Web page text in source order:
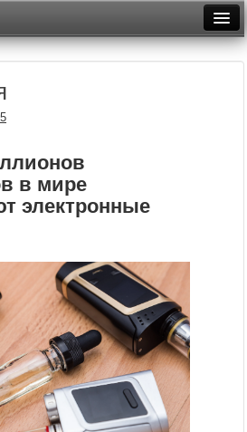
Рейтинги
Видеотоп
в мире
электронные